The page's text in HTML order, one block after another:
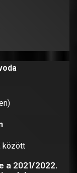
között
a 2021/2022.